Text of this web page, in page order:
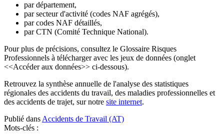
par département,
par secteur d'activité (codes NAF agrégés),
par codes NAF détaillés,
par CTN (Comité Technique National).
Pour plus de précisions, consultez le Glossaire Risques
Professionnels à télécharger avec les jeux de données (onglet
<<Accéder aux données>> ci-dessous).
Retrouvez la synthèse annuelle de l'analyse des statistiques
régionales des accidents du travail, des maladies professionnelles et
des accidents de trajet, sur notre site internet.
Publié dans Accidents de Travail (AT)
Mots-clés :